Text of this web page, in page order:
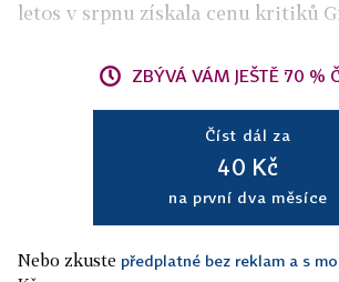
letos v srpnu získala cenu kritiků
ZBÝVÁ VÁM JEŠTĚ 70 %
Číst dál za
40 Kč
na první dva měsíce
Nebo zkuste předplatné bez reklam a s